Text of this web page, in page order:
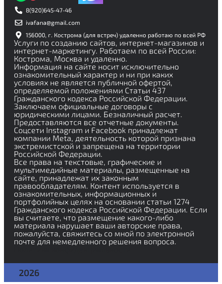
8(920)645-47-46
ivafana@gmail.com
156000, г. Кострома (для встреч) удаленно работаю по всей РФ
Услуги по созданию сайтов, интернет-магазинов и
интернет-маркетингу. Работаем по всей России:
Кострома, Москва и удаленно.
Информация на сайте носит исключительно
ознакомительный характер и ни при каких
условиях не является публичной офертой,
определяемой положениями Статьи 437
Гражданского кодекса Российской Федерации.
Заключаем официальные договоры с
юридическими лицами. Безналичный расчет.
Предоставляются все отчетные документы.
Соцсети Instagram и Facebook принадлежат
компании Meta, деятельность которой признана
экстремистской и запрещена на территории
Российской Федерации.
Все права на текстовые, графические и
мультимедийные материалы, размещенные на
сайте, принадлежат их законным
правообладателям. Контент используется в
ознакомительных, информационных и
портфолийных целях на основании статьи 1274
Гражданского кодекса Российской Федерации. Если
вы считаете, что размещение какого-либо
материала нарушает ваши авторские права,
пожалуйста, свяжитесь со мной по электронной
почте для немедленного решения вопроса.
Политика конфиденциальности
2026